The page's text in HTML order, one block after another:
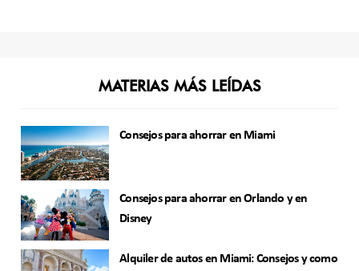
MATERIAS MÁS LEÍDAS
Consejos para ahorrar en Miami
Consejos para ahorrar en Orlando y en
Disney
Alquiler de autos en Miami: Consejos y como